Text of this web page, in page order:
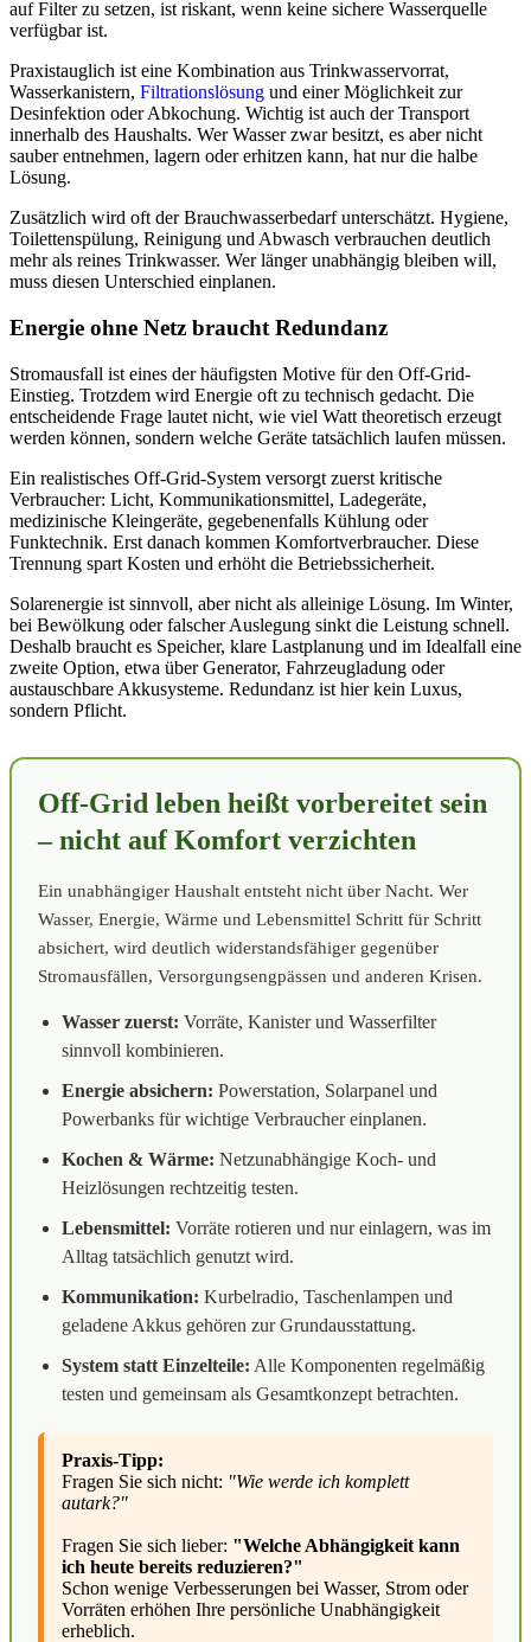
auf Filter zu setzen, ist riskant, wenn keine sichere Wasserquelle
verfügbar ist.
Praxistauglich ist eine Kombination aus Trinkwasservorrat,
Wasserkanistern, Filtrationslösung und einer Möglichkeit zur
Desinfektion oder Abkochung. Wichtig ist auch der Transport
innerhalb des Haushalts. Wer Wasser zwar besitzt, es aber nicht
sauber entnehmen, lagern oder erhitzen kann, hat nur die halbe
Lösung.
Zusätzlich wird oft der Brauchwasserbedarf unterschätzt. Hygiene,
Toilettenspülung, Reinigung und Abwasch verbrauchen deutlich
mehr als reines Trinkwasser. Wer länger unabhängig bleiben will,
muss diesen Unterschied einplanen.
Energie ohne Netz braucht Redundanz
Stromausfall ist eines der häufigsten Motive für den Off-Grid-
Einstieg. Trotzdem wird Energie oft zu technisch gedacht. Die
entscheidende Frage lautet nicht, wie viel Watt theoretisch erzeugt
werden können, sondern welche Geräte tatsächlich laufen müssen.
Ein realistisches Off-Grid-System versorgt zuerst kritische
Verbraucher: Licht, Kommunikationsmittel, Ladegeräte,
medizinische Kleingeräte, gegebenenfalls Kühlung oder
Funktechnik. Erst danach kommen Komfortverbraucher. Diese
Trennung spart Kosten und erhöht die Betriebssicherheit.
Solarenergie ist sinnvoll, aber nicht als alleinige Lösung. Im Winter,
bei Bewölkung oder falscher Auslegung sinkt die Leistung schnell.
Deshalb braucht es Speicher, klare Lastplanung und im Idealfall eine
zweite Option, etwa über Generator, Fahrzeugladung oder
austauschbare Akkusysteme. Redundanz ist hier kein Luxus,
sondern Pflicht.
Off-Grid leben heißt vorbereitet sein
– nicht auf Komfort verzichten
Ein unabhängiger Haushalt entsteht nicht über Nacht. Wer
Wasser, Energie, Wärme und Lebensmittel Schritt für Schritt
absichert, wird deutlich widerstandsfähiger gegenüber
Stromausfällen, Versorgungsengpässen und anderen Krisen.
Wasser zuerst: Vorräte, Kanister und Wasserfilter
sinnvoll kombinieren.
Energie absichern: Powerstation, Solarpanel und
Powerbanks für wichtige Verbraucher einplanen.
Kochen & Wärme: Netzunabhängige Koch- und
Heizlösungen rechtzeitig testen.
Lebensmittel: Vorräte rotieren und nur einlagern, was im
Alltag tatsächlich genutzt wird.
Kommunikation: Kurbelradio, Taschenlampen und
geladene Akkus gehören zur Grundausstattung.
System statt Einzelteile: Alle Komponenten regelmäßig
testen und gemeinsam als Gesamtkonzept betrachten.
Praxis-Tipp:
Fragen Sie sich nicht: "Wie werde ich komplett
autark?"
Fragen Sie sich lieber: "Welche Abhängigkeit kann
ich heute bereits reduzieren?"
Schon wenige Verbesserungen bei Wasser, Strom oder
Vorräten erhöhen Ihre persönliche Unabhängigkeit
erheblich.